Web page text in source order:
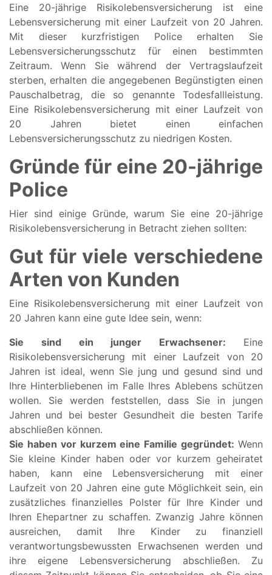
Eine 20-jährige Risikolebensversicherung ist eine
Lebensversicherung mit einer Laufzeit von 20 Jahren.
Mit dieser kurzfristigen Police erhalten Sie
Lebensversicherungsschutz für einen bestimmten
Zeitraum. Wenn Sie während der Vertragslaufzeit
sterben, erhalten die angegebenen Begünstigten einen
Pauschalbetrag, die so genannte Todesfallleistung.
Eine Risikolebensversicherung mit einer Laufzeit von
20 Jahren bietet einen einfachen
Lebensversicherungsschutz zu niedrigen Kosten.
Gründe für eine 20-jährige
Police
Hier sind einige Gründe, warum Sie eine 20-jährige
Risikolebensversicherung in Betracht ziehen sollten:
Gut für viele verschiedene
Arten von Kunden
Eine Risikolebensversicherung mit einer Laufzeit von
20 Jahren kann eine gute Idee sein, wenn:
Sie sind ein junger Erwachsener: Eine
Risikolebensversicherung mit einer Laufzeit von 20
Jahren ist ideal, wenn Sie jung und gesund sind und
Ihre Hinterbliebenen im Falle Ihres Ablebens schützen
wollen. Sie werden feststellen, dass Sie in jungen
Jahren und bei bester Gesundheit die besten Tarife
abschließen können.
Sie haben vor kurzem eine Familie gegründet: Wenn
Sie kleine Kinder haben oder vor kurzem geheiratet
haben, kann eine Lebensversicherung mit einer
Laufzeit von 20 Jahren eine gute Möglichkeit sein, ein
zusätzliches finanzielles Polster für Ihre Kinder und
Ihren Ehepartner zu schaffen. Zwanzig Jahre können
ausreichen, damit Ihre Kinder zu finanziell
verantwortungsbewussten Erwachsenen werden und
ihre eigene Lebensversicherung abschließen. Zu